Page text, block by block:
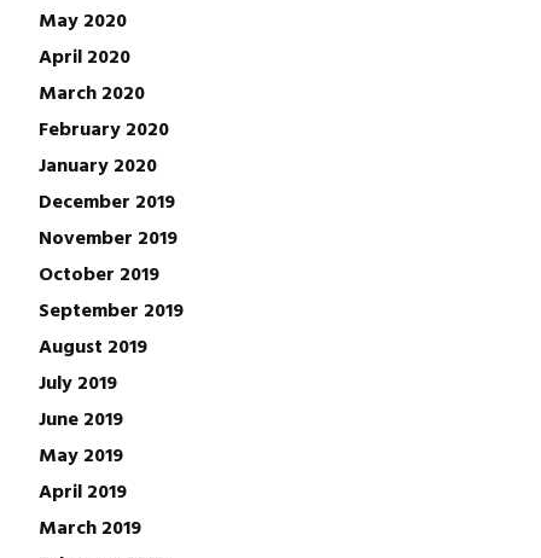
May 2020
April 2020
March 2020
February 2020
January 2020
December 2019
November 2019
October 2019
September 2019
August 2019
July 2019
June 2019
May 2019
April 2019
March 2019